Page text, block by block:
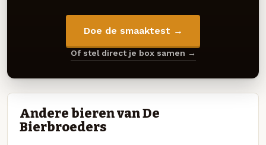
Doe de smaaktest →
Of stel direct je box samen →
Andere bieren van De
Bierbroeders